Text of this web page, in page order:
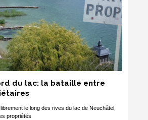
du lac: la bataille entre
le long des rives du lac de Neuchâtel,
propriétés